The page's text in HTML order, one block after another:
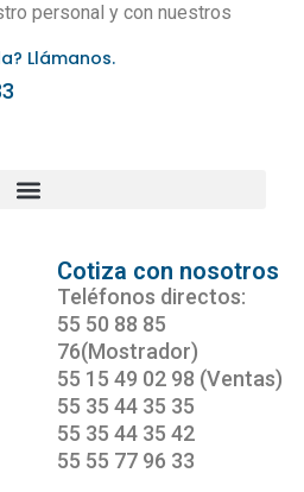
personal y con nuestros
Llámanos.
Cotiza con nosotros
Teléfonos directos:
55 50 88 85
76(Mostrador)
55 15 49 02 98 (Ventas)
55 35 44 35 35
55 35 44 35 42
55 55 77 96 33